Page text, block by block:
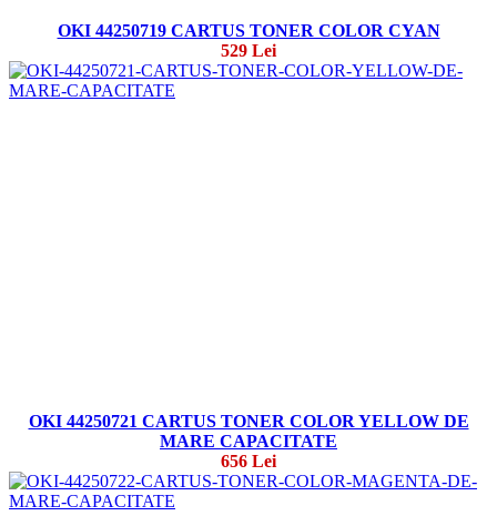
OKI 44250719 CARTUS TONER COLOR CYAN
529 Lei
OKI 44250721 CARTUS TONER COLOR YELLOW DE
MARE CAPACITATE
656 Lei